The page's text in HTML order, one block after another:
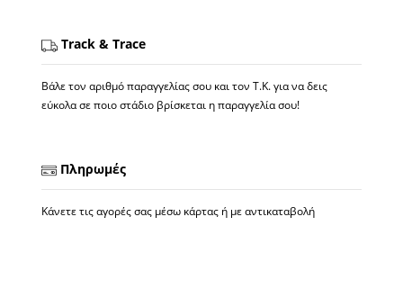
Track & Trace
Βάλε τον αριθμό παραγγελίας σου και τον Τ.Κ. για να δεις
εύκολα σε ποιο στάδιο βρίσκεται η παραγγελία σου!
Πληρωμές
Κάνετε τις αγορές σας μέσω κάρτας ή με αντικαταβολή